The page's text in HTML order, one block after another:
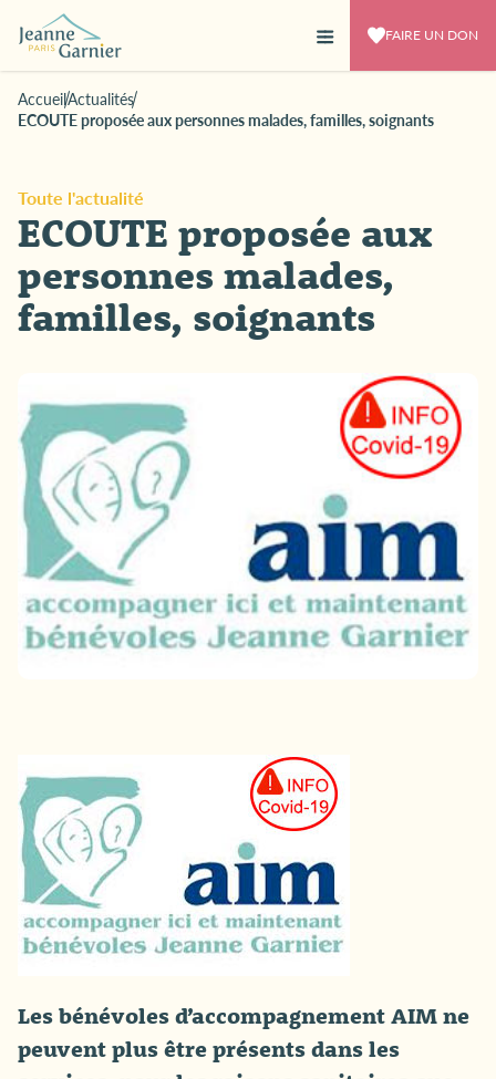
FAIRE UN DON
AccueilActualités
ECOUTE proposée aux personnes malades, familles, soignants
Toute l'actualité
ECOUTE proposée aux
personnes malades,
familles, soignants
Les bénévoles d’accompagnement AIM ne
peuvent plus être présents dans les